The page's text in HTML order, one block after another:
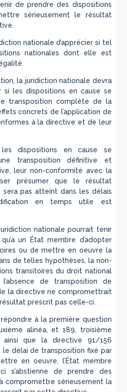
de prendre des dispositions
sérieusement le résultat
nationale d’apprécier si tel
nationales dont elle est
la juridiction nationale devra
si les dispositions en cause se
transposition complète de la
concrets de l’application de
à la directive et de leur
dispositions en cause se
transposition définitive et
leur non-conformité avec la
présumer que le résultat
pas atteint dans les délais
en temps utile est
nationale pourrait tenir
un État membre d’adopter
ou de mettre en oeuvre la
de telles hypothèses, la non-
transitoires du droit national
de transposition de
la directive ne compromettrait
prescrit pas celle-ci.
à la première question
alinéa, et 189, troisième
ainsi que la directive 91/156
délai de transposition fixé par
en oeuvre, l’État membre
s’abstienne de prendre des
compromettre sérieusement la